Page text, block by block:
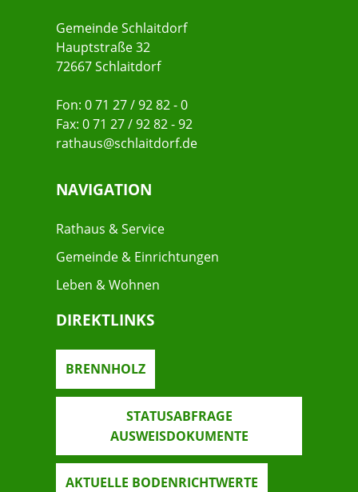
Gemeinde Schlaitdorf
Hauptstraße 32
72667 Schlaitdorf
Fon: 0 71 27 / 92 82 - 0
Fax: 0 71 27 / 92 82 - 92
rathaus@schlaitdorf.de
NAVIGATION
Rathaus & Service
Gemeinde & Einrichtungen
Leben & Wohnen
DIREKTLINKS
BRENNHOLZ
STATUSABFRAGE
AUSWEISDOKUMENTE
AKTUELLE BODENRICHTWERTE